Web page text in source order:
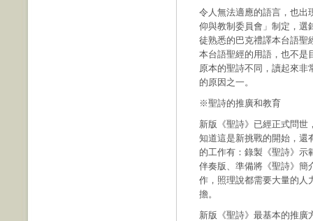
令人無法適應的語言，也出
仰與教制委員會」制定，選
徒熟悉的巴克禮譯本台語聖
本台語聖經的用語，也不是
原本的聖詩不同，讀起來非
的原因之一。
※聖詩的推廣和教育
新版《聖詩》已經正式問世
知道這是新挑戰的開始，還
的工作有：錄製《聖詩》示
伴奏版、準備將《聖詩》簡
作，照理說都需要大量的人
擔。
新版《聖詩》最基本的推廣